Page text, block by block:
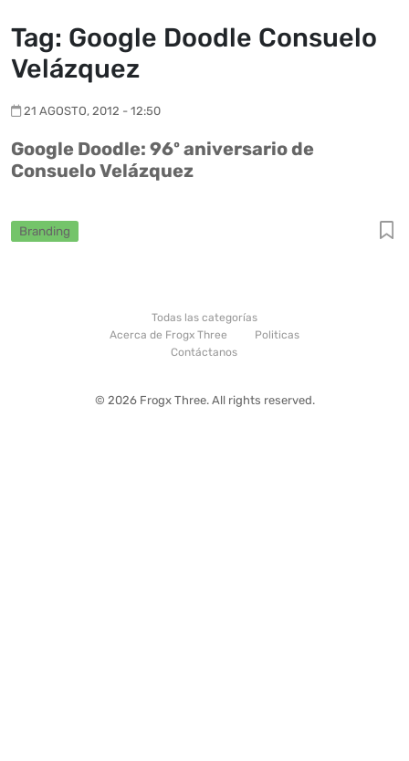
Tag: Google Doodle Consuelo
Velázquez
21 AGOSTO, 2012 - 12:50
Google Doodle: 96º aniversario de
Consuelo Velázquez
Branding
Todas las categorías
Acerca de Frogx Three
Politicas
Contáctanos
© 2026 Frogx Three. All rights reserved.